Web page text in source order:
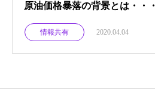
原油価格暴落の背景とは・・・
情報共有 2020.04.04